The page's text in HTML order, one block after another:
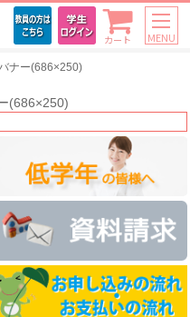
カート MENU
ナー(686×250)
(686×250)